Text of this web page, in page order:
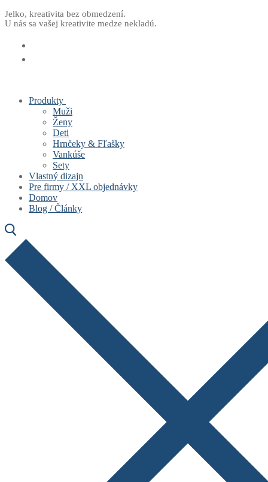
Preskočiť
na
Menu
Zavrieť
Jelko, kreativita bez obmedzení.
U nás sa vašej kreativite medze nekladú.
Produkty
Muži
Ženy
Deti
Hrnčeky & Fľašky
Vankúše
Sety
Vlastný dizajn
Pre firmy / XXL objednávky
Domov
Blog / Články